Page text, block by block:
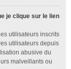
je clique sur le lien
utilisateurs inscrits
utilisateurs depuis
abusive du
malveillants ou